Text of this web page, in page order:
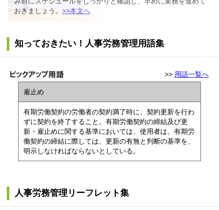
おきましょう。 >>本文へ
知っておきたい！人事労務管理用語集
>> 用語一覧へ
雇止め
有期労働契約の労働者の契約満了時に、契約更新を行わ
ずに契約を終了すること。有期労働契約の締結及び更
新・雇止めに関する基準においては、使用者は、有期労
働契約の締結に際しては、更新の有無と判断の基準を、
明示しなければならないとしている。
人事労務管理リーフレット集